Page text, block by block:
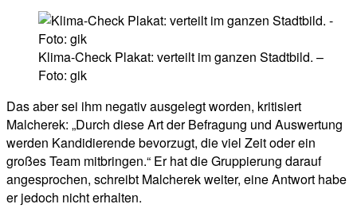
Klima-Check Plakat: verteilt im ganzen Stadtbild. –
Foto: gik
Das aber sei ihm negativ ausgelegt worden, kritisiert
Malcherek: „Durch diese Art der Befragung und Auswertung
werden Kandidierende bevorzugt, die viel Zeit oder ein
großes Team mitbringen.“ Er hat die Gruppierung darauf
angesprochen, schreibt Malcherek weiter, eine Antwort habe
er jedoch nicht erhalten.